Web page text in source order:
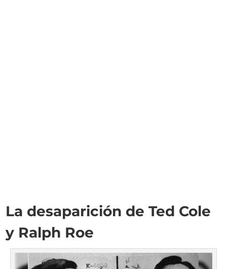
La desaparición de Ted Cole
y Ralph Roe